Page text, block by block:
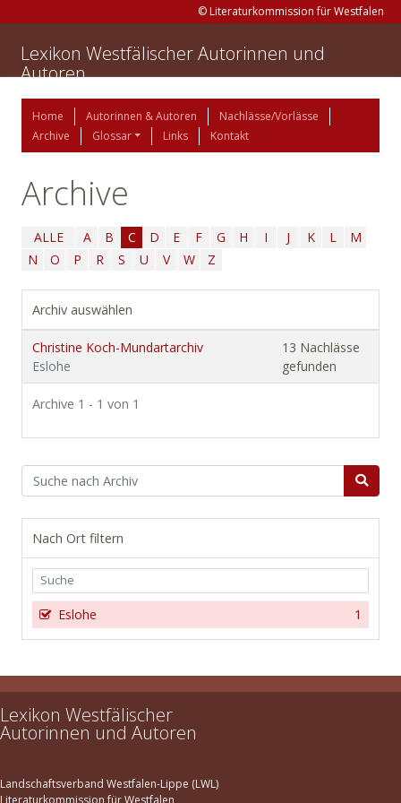
© Literaturkommission für Westfalen
Lexikon Westfälischer Autorinnen und
Autoren
Home Autorinnen & Autoren
Nachlässe/Vorlässe
Archive
Glossar Links Kontakt
Archive
ALLE A B C D E F G H I J K L
M
N
O P R S U V W Z
Archiv auswählen
Christine Koch-Mundartarchiv
Eslohe
13 Nachlässe
gefunden
Archive 1 - 1 von 1
Nach Ort filtern
1
Eslohe
Lexikon Westfälischer
Autorinnen und Autoren
Landschaftsverband Westfalen-Lippe (LWL)
Literaturkommission für Westfalen